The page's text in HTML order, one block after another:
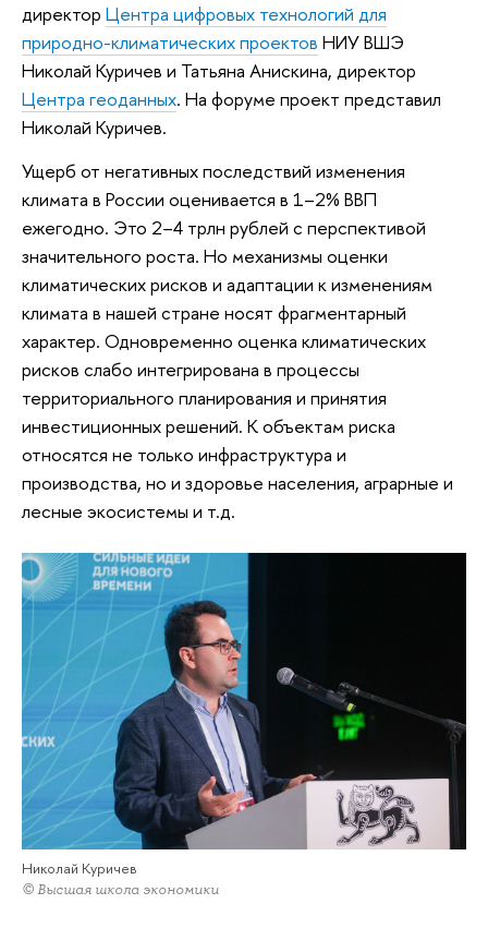
директор Центра цифровых технологий для
природно-климатических проектов НИУ ВШЭ
Николай Куричев и Татьяна Анискина, директор
Центра геоданных. На форуме проект представил
Николай Куричев.
Ущерб от негативных последствий изменения
климата в России оценивается в 1–2% ВВП
ежегодно. Это 2–4 трлн рублей с перспективой
значительного роста. Но механизмы оценки
климатических рисков и адаптации к изменениям
климата в нашей стране носят фрагментарный
характер. Одновременно оценка климатических
рисков слабо интегрирована в процессы
территориального планирования и принятия
инвестиционных решений. К объектам риска
относятся не только инфраструктура и
производства, но и здоровье населения, аграрные и
лесные экосистемы и т.д.
Николай Куричев
© Высшая школа экономики